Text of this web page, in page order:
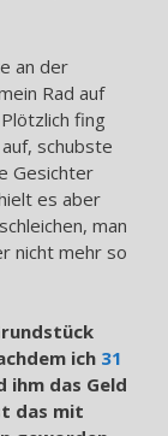
an der
Rad auf
fing
schubste
Gesichter
es aber
man
nicht mehr so
ich 31
ihm das Geld
das mit